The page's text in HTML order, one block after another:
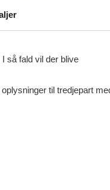
så fald vil der blive
til tredjepart